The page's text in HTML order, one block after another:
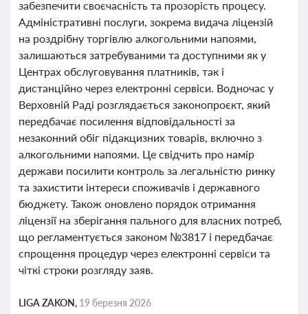
забезпечити своєчасність та прозорість процесу.
Адміністративні послуги, зокрема видача ліцензій
на роздрібну торгівлю алкогольними напоями,
залишаються затребуваними та доступними як у
Центрах обслуговування платників, так і
дистанційно через електронні сервіси. Водночас у
Верховній Раді розглядається законопроєкт, який
передбачає посилення відповідальності за
незаконний обіг підакцизних товарів, включно з
алкогольними напоями. Це свідчить про намір
держави посилити контроль за легальністю ринку
та захистити інтереси споживачів і державного
бюджету. Також оновлено порядок отримання
ліцензії на зберігання пального для власних потреб,
що регламентується законом №3817 і передбачає
спрощення процедур через електронні сервіси та
чіткі строки розгляду заяв.
LIGA ZAKON, 19 березня 2026